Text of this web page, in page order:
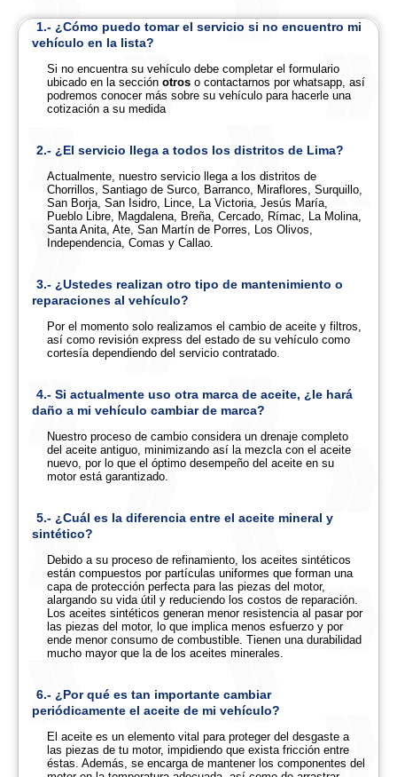
1.- ¿Cómo puedo tomar el servicio si no encuentro mi
vehículo en la lista?
Si no encuentra su vehículo debe completar el formulario
ubicado en la sección otros o contactarnos por whatsapp, así
podremos conocer más sobre su vehículo para hacerle una
cotización a su medida
2.- ¿El servicio llega a todos los distritos de Lima?
Actualmente, nuestro servicio llega a los distritos de
Chorrillos, Santiago de Surco, Barranco, Miraflores, Surquillo,
San Borja, San Isidro, Lince, La Victoria, Jesús María,
Pueblo Libre, Magdalena, Breña, Cercado, Rímac, La Molina,
Santa Anita, Ate, San Martín de Porres, Los Olivos,
Independencia, Comas y Callao.
3.- ¿Ustedes realizan otro tipo de mantenimiento o
reparaciones al vehículo?
Por el momento solo realizamos el cambio de aceite y filtros,
así como revisión express del estado de su vehículo como
cortesía dependiendo del servicio contratado.
4.- Si actualmente uso otra marca de aceite, ¿le hará
daño a mi vehículo cambiar de marca?
Nuestro proceso de cambio considera un drenaje completo
del aceite antiguo, minimizando así la mezcla con el aceite
nuevo, por lo que el óptimo desempeño del aceite en su
motor está garantizado.
5.- ¿Cuál es la diferencia entre el aceite mineral y
sintético?
Debido a su proceso de refinamiento, los aceites sintéticos
están compuestos por partículas uniformes que forman una
capa de protección perfecta para las piezas del motor,
alargando su vida útil y reduciendo los costos de reparación.
Los aceites sintéticos generan menor resistencia al pasar por
las piezas del motor, lo que implica menos esfuerzo y por
ende menor consumo de combustible. Tienen una durabilidad
mucho mayor que la de los aceites minerales.
6.- ¿Por qué es tan importante cambiar
periódicamente el aceite de mi vehículo?
El aceite es un elemento vital para proteger del desgaste a
las piezas de tu motor, impidiendo que exista fricción entre
éstas. Además, se encarga de mantener los componentes del